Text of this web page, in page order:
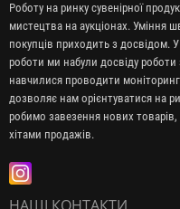
Роботу на ринку сувенірної
мистецтва на аукціонах. Уміння
покупців приходить з досвідом. У
роботи ми набули досвіду
навчилися проводити моніторинг
дозволяє нам орієнтуватися на
робимо завезення нових товарів,
хітами продажів.